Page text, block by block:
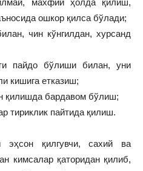
махфий ҳолда қилиш,
ошкор қилса бўлади;
чин кўнгилдан, хурсанд
пайдо бўлиши билан, уни
кишига етказиш;
қилишда бардавом бўлиш;
тириклик пайтида қилиш.
эҳсон қилгувчи, сахий ва
кимсалар қаторидан қилиб,